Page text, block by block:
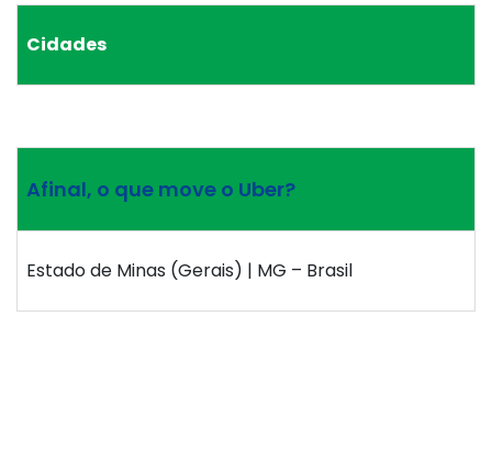
Cidades
Afinal, o que move o Uber?
Estado de Minas (Gerais) | MG – Brasil